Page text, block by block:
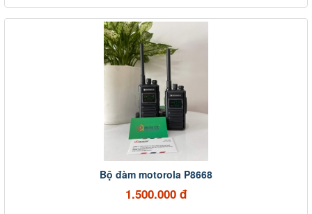
Bộ đàm motorola P8668
1.500.000 đ